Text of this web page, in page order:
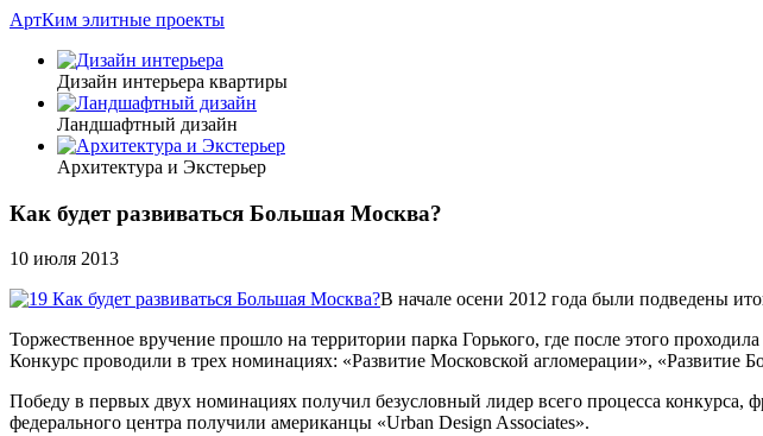
АртКим элитные проекты
Дизайн интерьера квартиры
Ландшафтный дизайн
Архитектура и Экстерьер
Как будет развиваться Большая Москва?
10 июля 2013
В начале осени 2012 года были подведены
Торжественное вручение прошло на территории парка Горького, где после этого
Конкурс проводили в трех номинациях: «Развитие Московской агломерации», «Развитие
Победу в первых двух номинациях получил безусловный лидер всего процесса конкурса,
федерального центра получили американцы «Urban Design Associates».